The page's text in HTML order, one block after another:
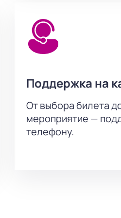
билетов. Менеджер
деталей
Поддержка на
От выбора билета
мероприятие —
телефону.